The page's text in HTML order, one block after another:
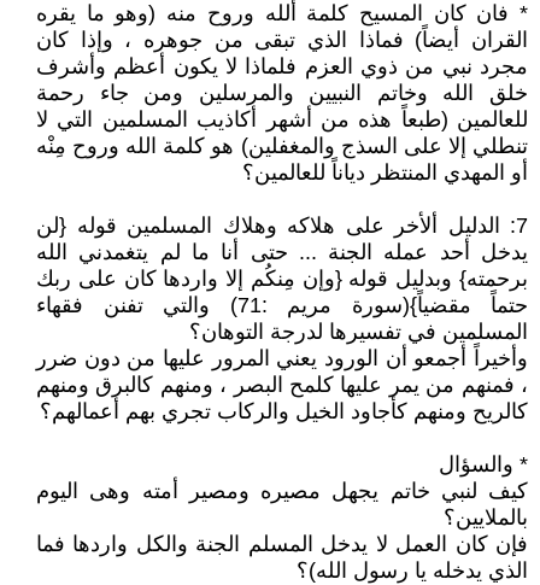
* فان كان المسيح كلمة ألله وروح منه (وهو ما يقره
القران أيضاً) فماذا الذي تبقى من جوهره ، وإذا كان
مجرد نبي من ذوي العزم فلماذا لا يكون أعظم وأشرف
خلق الله وخاتم النبيين والمرسلين ومن جاء رحمة
للعالمين (طبعاً هذه من أشهر أكاذيب المسلمين التي لا
تنطلي إلا على السذج والمغفلين) هو كلمة الله وروح مِنْه
أو المهدي المنتظر دياناً للعالمين؟
7: الدليل ألأخر على هلاكه وهلاك المسلمين قوله {لن
يدخل أحد عمله الجنة ... حتى أنا ما لم يتغمدني الله
برحمته} وبدليل قوله {وإن مِنكُم إلا واردها كان على ربك
حتماً مقضياً}(سورة مريم :71) والتي تفنن فقهاء
المسلمين في تفسيرها لدرجة التوهان؟
وأخيراً أجمعو أن الورود يعني المرور عليها من دون ضرر
، فمنهم من يمر عليها كلمح البصر ، ومنهم كالبرق ومنهم
كالريح ومنهم كأجاود الخيل والركاب تجري بهم أعمالهم؟
* والسؤال
كيف لنبي خاتم يجهل مصيره ومصير أمته وهى اليوم
بالملايين؟
فإن كان العمل لا يدخل المسلم الجنة والكل واردها فما
الذي يدخله يا رسول الله)؟